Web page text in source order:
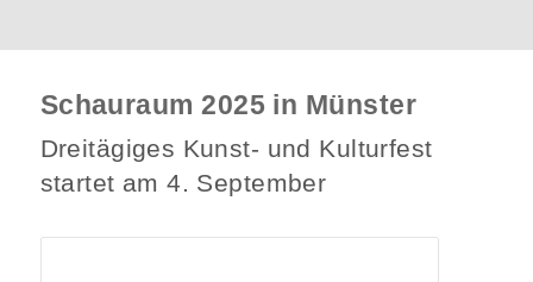
Schauraum 2025 in Münster
Dreitägiges Kunst- und Kulturfest
startet am 4. September